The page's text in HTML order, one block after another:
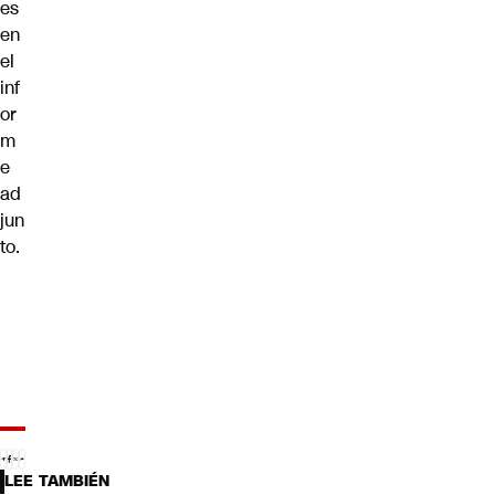
es
en
el
inf
or
m
e
ad
jun
to.
LEE TAMBIÉN